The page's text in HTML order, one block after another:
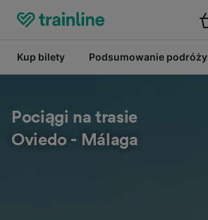
Kup bilety Podsumowanie podróży
Pociągi na trasie
Oviedo - Málaga